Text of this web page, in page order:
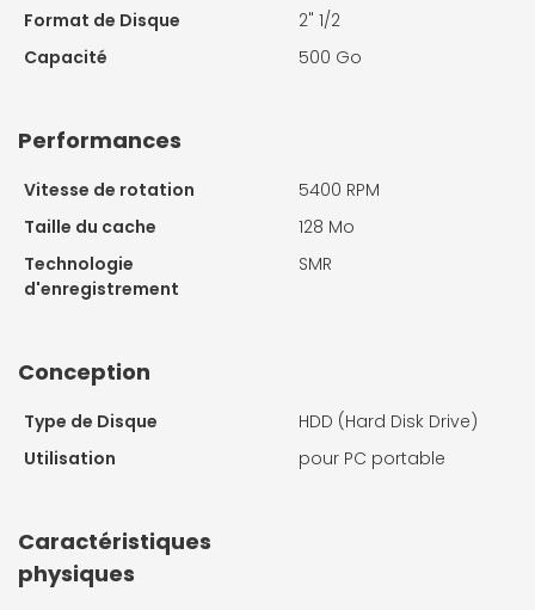
Format de Disque
2" 1/2
Capacité
500 Go
Performances
Vitesse de rotation
5400 RPM
Taille du cache
128 Mo
Technologie
d'enregistrement
SMR
Conception
Type de Disque
HDD (Hard Disk Drive)
Utilisation
pour PC portable
Caractéristiques
physiques